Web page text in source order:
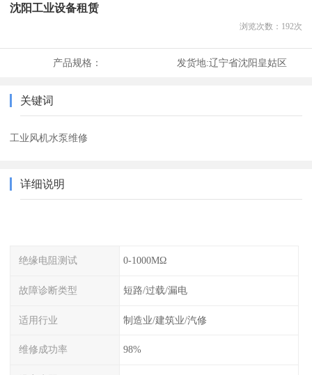
沈阳工业设备租赁
浏览次数： 192次
产品规格： 发货地:辽宁省沈阳皇姑区
关键词
工业风机水泵维修
详细说明
绝缘电阻测试 0-1000MΩ
故障诊断类型 短路/过载/漏电
适用行业 制造业/建筑业/汽修
维修成功率 98%